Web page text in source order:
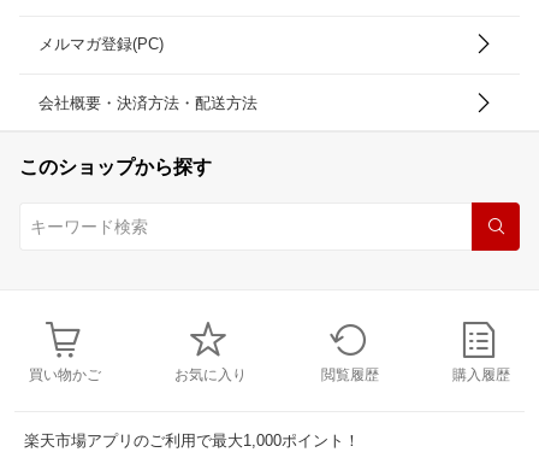
メルマガ登録(PC)
会社概要・決済方法・配送方法
このショップから探す
買い物かご お気に入り 閲覧履歴 購入履歴
楽天市場アプリのご利用で最大1,000ポイント！